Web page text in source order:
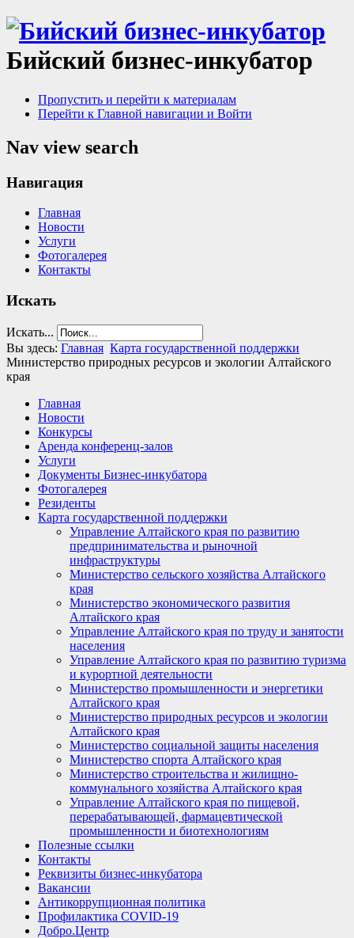
Бийский бизнес-инкубатор
Пропустить и перейти к материалам
Перейти к Главной навигации и Войти
Nav view search
Навигация
Главная
Новости
Услуги
Фотогалерея
Контакты
Искать
Искать...
Вы здесь: Главная Карта государственной поддержки
Министерство природных ресурсов и экологии Алтайского
края
Главная
Новости
Конкурсы
Аренда конференц-залов
Услуги
Документы Бизнес-инкубатора
Фотогалерея
Резиденты
Карта государственной поддержки
Управление Алтайского края по развитию
предпринимательства и рыночной
инфраструктуры
Министерство сельского хозяйства Алтайского
края
Министерство экономического развития
Алтайского края
Управление Алтайского края по труду и занятости
населения
Управление Алтайского края по развитию туризма
и курортной деятельности
Министерство промышленности и энергетики
Алтайского края
Министерство природных ресурсов и экологии
Алтайского края
Министерство социальной защиты населения
Министерство спорта Алтайского края
Министерство строительства и жилищно-
коммунального хозяйства Алтайского края
Управление Алтайского края по пищевой,
перерабатывающей, фармацевтической
промышленности и биотехнологиям
Полезные ссылки
Контакты
Реквизиты бизнес-инкубатора
Вакансии
Антикоррупционная политика
Профилактика COVID-19
Добро.Центр